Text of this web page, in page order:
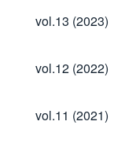
vol.13
(2023)
vol.13 (2023)
vol.12
(2022)
vol.12 (2022)
vol.11
(2021)
vol.11 (2021)